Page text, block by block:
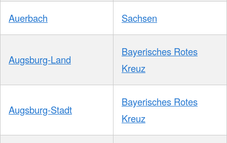
Auerbach Sachsen
Augsburg-Land
Bayerisches Rotes
Kreuz
Augsburg-Stadt
Bayerisches Rotes
Kreuz